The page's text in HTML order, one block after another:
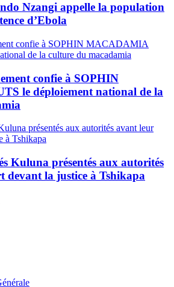
Nzangi appelle la population
d’Ebola
confie à SOPHIN
le déploiement national de la
Kuluna présentés aux autorités
devant la justice à Tshikapa